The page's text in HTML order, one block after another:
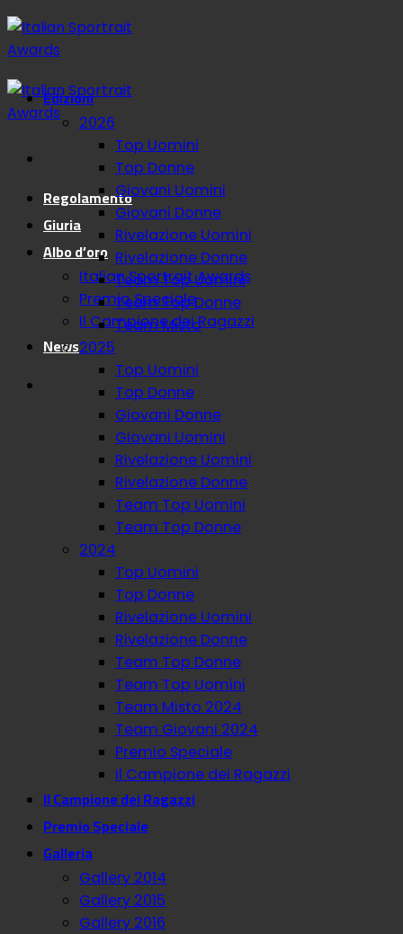
Salta
ai
contenuti
Regolamento
Giuria
Albo d’oro
Italian Sportrait Awards
Premio Speciale
Il Campione dei Ragazzi
News
Edizioni
2026
Top Uomini
Top Donne
Giovani Uomini
Giovani Donne
Rivelazione Uomini
Rivelazione Donne
Team Top Uomini
Team Top Donne
Team Misto
2025
Top Uomini
Top Donne
Giovani Donne
Giovani Uomini
Rivelazione Uomini
Rivelazione Donne
Team Top Uomini
Team Top Donne
2024
Top Uomini
Top Donne
Rivelazione Uomini
Rivelazione Donne
Team Top Donne
Team Top Uomini
Team Misto 2024
Team Giovani 2024
Premio Speciale
Il Campione dei Ragazzi
Il Campione dei Ragazzi
Premio Speciale
Galleria
Gallery 2014
Gallery 2015
Gallery 2016